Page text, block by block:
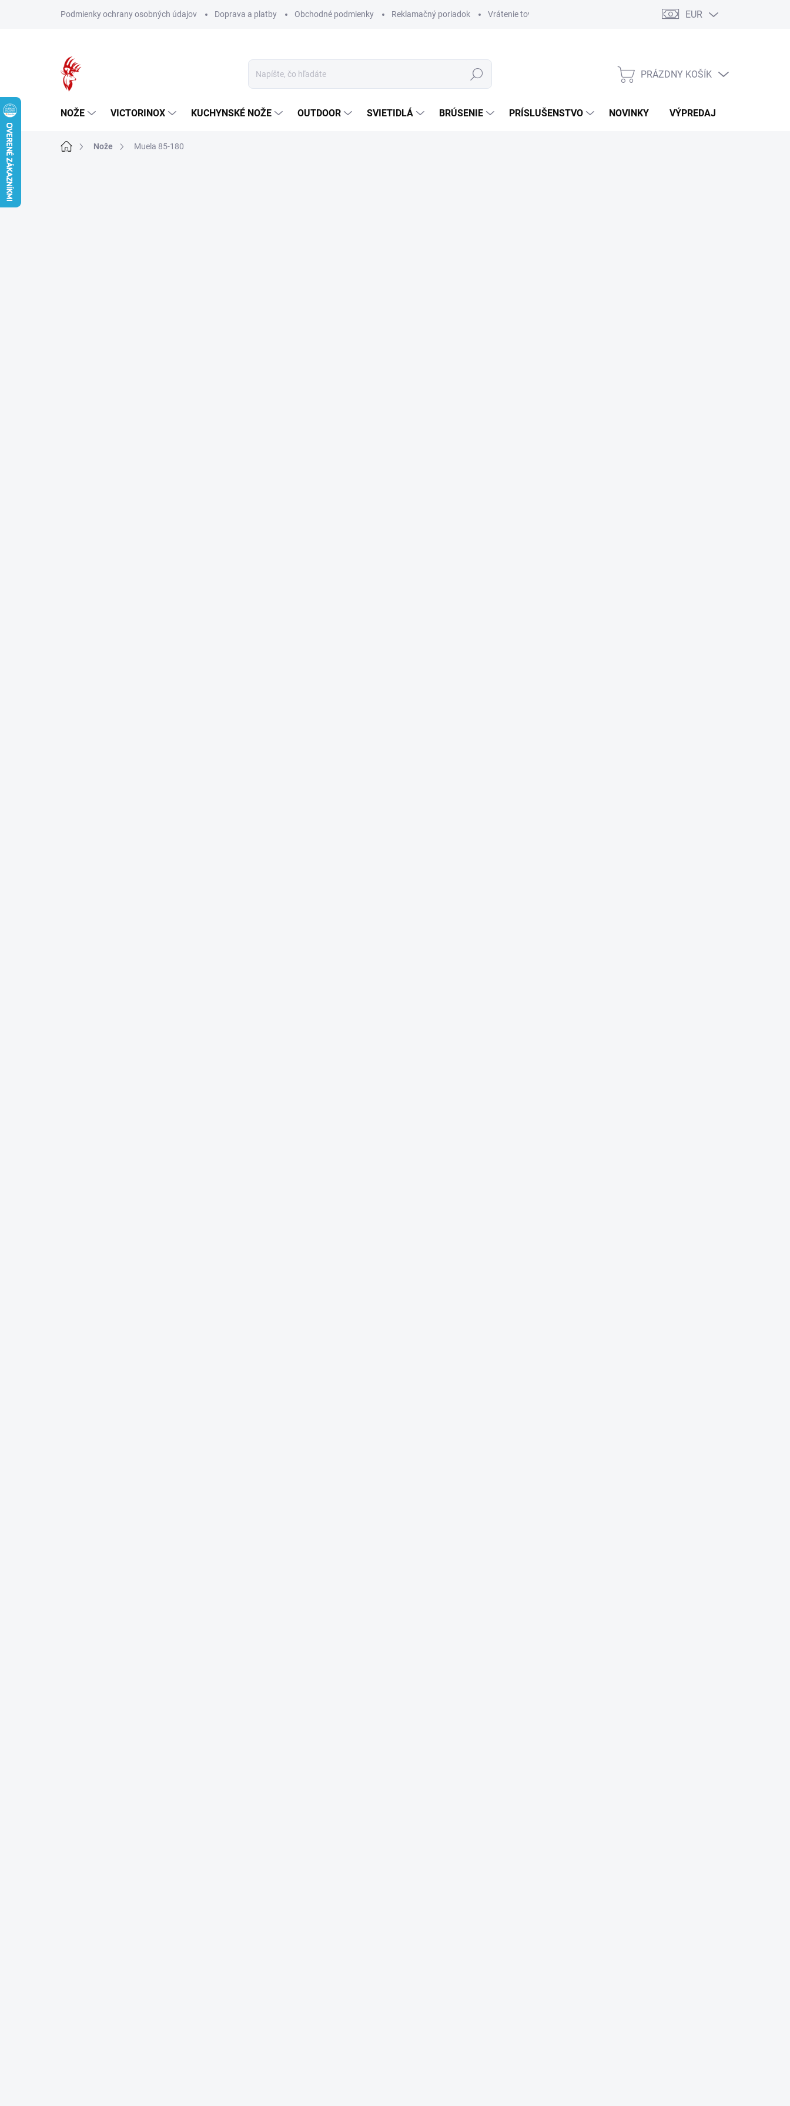
Podmienky ochrany osobných údajov Doprava a platby Obchodné podmienky Reklamačný poriadok Vrátenie tovaru EUR
Hľadať
NÁKUPNÝ
PRÁZDNY KOŠÍK
NOŽE VICTORINOX KUCHYNSKÉ NOŽE OUTDOOR SVIETIDLÁ BRÚSENIE PRÍSLUŠENSTVO NOVINKY VÝPREDAJ
DomovNože Muela 85-180